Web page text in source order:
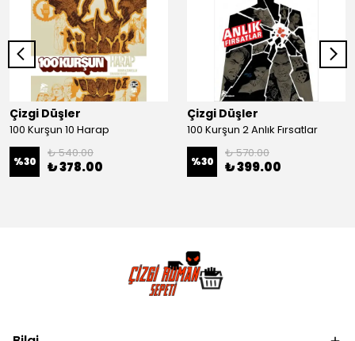
Çizgi Düşler
100 Kurşun 10 Harap
%30
₺ 540.00
₺ 378.00
Çizgi Düşler
100 Kurşun 2 Anlık Fırsatlar
%30
₺ 570.00
₺ 399.00